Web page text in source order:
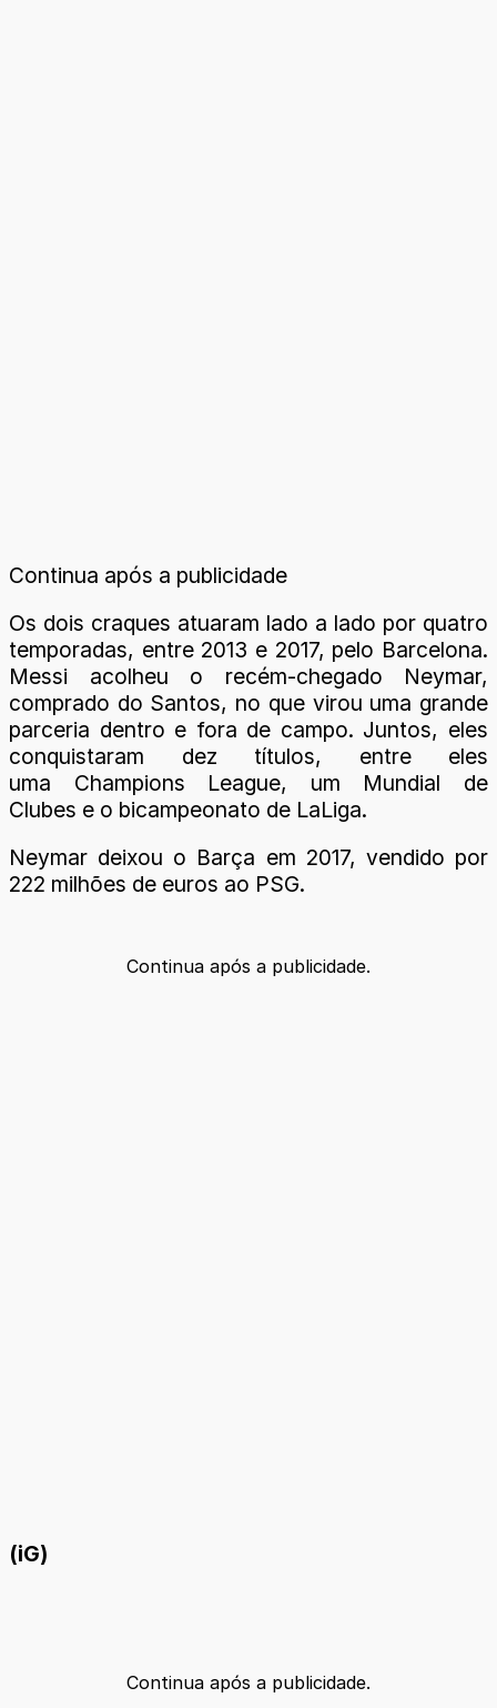
Continua após a publicidade
Os dois craques atuaram lado a lado por quatro
temporadas, entre 2013 e 2017, pelo Barcelona.
Messi acolheu o recém-chegado Neymar,
comprado do Santos, no que virou uma grande
parceria dentro e fora de campo. Juntos, eles
conquistaram dez títulos, entre eles
uma Champions League, um Mundial de
Clubes e o bicampeonato de LaLiga.
Neymar deixou o Barça em 2017, vendido por
222 milhões de euros ao PSG.
Continua após a publicidade.
(iG)
Continua após a publicidade.